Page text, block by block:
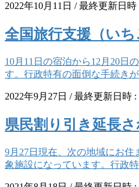
2022年10月11日 / 最終更新日時
全国旅行支援（いち
10月11日の宿泊から12月20日
す。行政特有の面倒な手続き
2022年9月27日 / 最終更新日時 :
県民割り引き延長
9月27日現在、次の地域にお
象施設になっています。行政